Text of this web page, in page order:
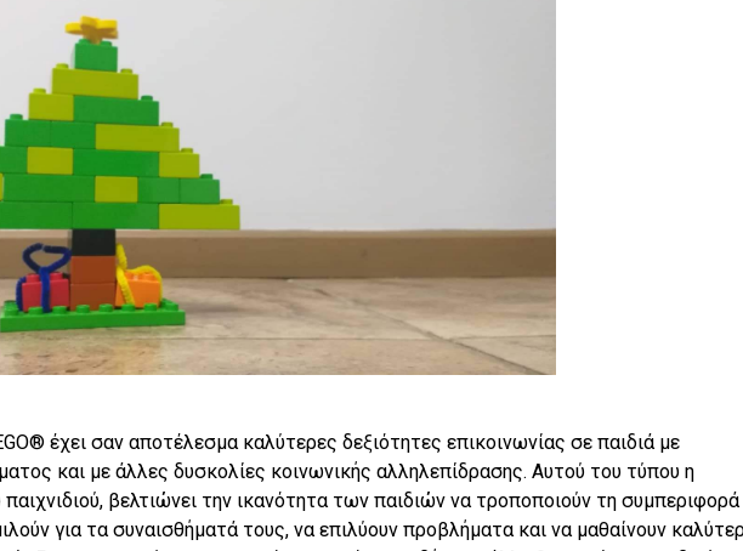
έχει σαν αποτέλεσµα καλύτερες δεξιότητες επικοινωνίας σε παιδιά µε
και με άλλες δυσκολίες κοινωνικής αλληλεπίδρασης. Αυτού του τύπου η
βελτιώνει την ικανότητα των παιδιών να τροποποιούν τη συµπεριφορά
για τα συναισθήµατά τους, να επιλύουν προβλήµατα και να µαθαίνουν